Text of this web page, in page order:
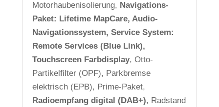
Motorhaubenisolierung, Navigations-
Paket: Lifetime MapCare, Audio-
Navigationssystem, Service System:
Remote Services (Blue Link),
Touchscreen Farbdisplay, Otto-
Partikelfilter (OPF), Parkbremse
elektrisch (EPB), Prime-Paket,
Radioempfang digital (DAB+), Radstand